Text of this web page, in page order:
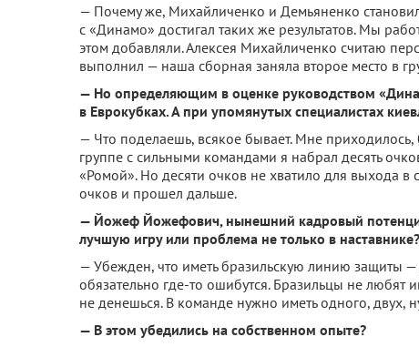
— Почему же, Михайличенко и Демьяненко
с «Динамо» достигал таких же результатов. Мы
этом добавляли. Алексея Михайличенко считаю
выполнил — наша сборная заняла второе место в
— Но определяющим в оценке руководством
в Еврокубках. А при упомянутых специалистах
— Что поделаешь, всякое бывает. Мне
группе с сильными командами я набрал десять
«Ромой». Но десяти очков не хватило для выхода
очков и прошел дальше.
— Йожеф Йожефович, нынешний кадровый
лучшую игру или проблема не только в наставнике?
— Убежден, что иметь бразильскую линию защиты
обязательно где-то ошибутся. Бразильцы не любят
не денешься. В команде нужно иметь одного, двух,
— В этом убедились на собственном опыте?